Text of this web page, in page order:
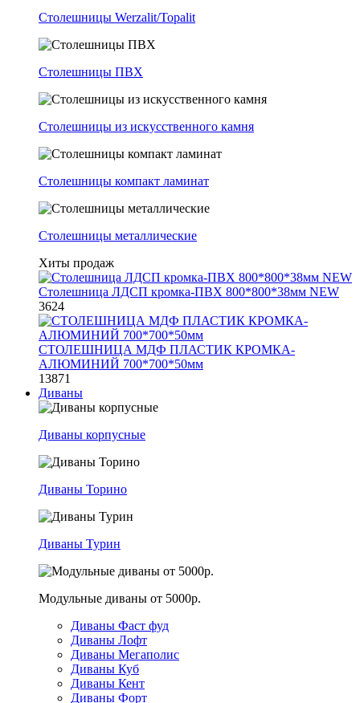
Столешницы Werzalit/Topalit
Столешницы ПВХ
Столешницы из искусственного камня
Столешницы компакт ламинат
Столешницы металлические
Хиты продаж
Столешница ЛДСП кромка-ПВХ 800*800*38мм NEW
3624
СТОЛЕШНИЦА МДФ ПЛАСТИК КРОМКА-
АЛЮМИНИЙ 700*700*50мм
13871
Диваны
Диваны корпусные
Диваны Торино
Диваны Турин
Модульные диваны от 5000р.
Диваны Фаст фуд
Диваны Лофт
Диваны Мегаполис
Диваны Куб
Диваны Кент
Диваны Форт